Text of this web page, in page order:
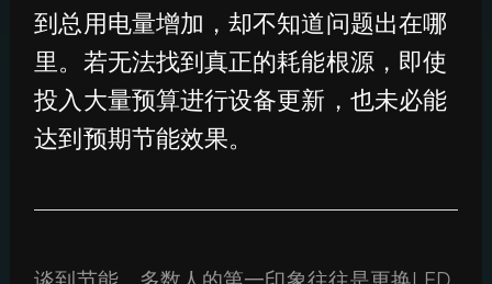
到总用电量增加，却不知道问题出在哪
里。若无法找到真正的耗能根源，即使
投入大量预算进行设备更新，也未必能
达到预期节能效果。